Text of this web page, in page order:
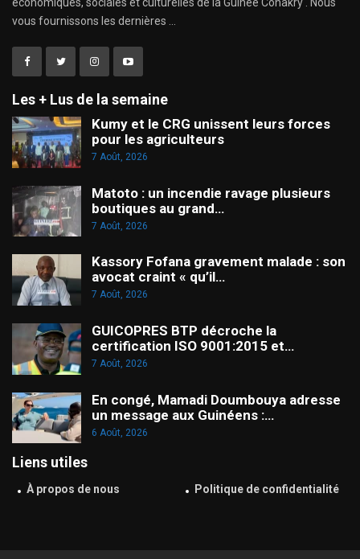
économiques, sociales et culturelles de la Guinée Conakry . Nous
vous fournissons les dernières ...
Les + Lus de la semaine
Kumy et le CRG unissent leurs forces
pour les agriculteurs
7 Août, 2026
Matoto : un incendie ravage plusieurs
boutiques au grand…
7 Août, 2026
Kassory Fofana gravement malade : son
avocat craint « qu’il…
7 Août, 2026
GUICOPRES BTP décroche la
certification ISO 9001:2015 et…
7 Août, 2026
En congé, Mamadi Doumbouya adresse
un message aux Guinéens :…
6 Août, 2026
Liens utiles
À propos de nous Politique de confidentialité